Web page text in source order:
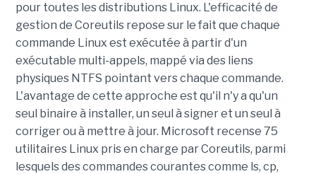
pour toutes les distributions Linux. L'efficacité de
gestion de Coreutils repose sur le fait que chaque
commande Linux est exécutée à partir d'un
exécutable multi-appels, mappé via des liens
physiques NTFS pointant vers chaque commande.
L'avantage de cette approche est qu'il n'y a qu'un
seul binaire à installer, un seul à signer et un seul à
corriger ou à mettre à jour. Microsoft recense 75
utilitaires Linux pris en charge par Coreutils, parmi
lesquels des commandes courantes comme ls, cp,